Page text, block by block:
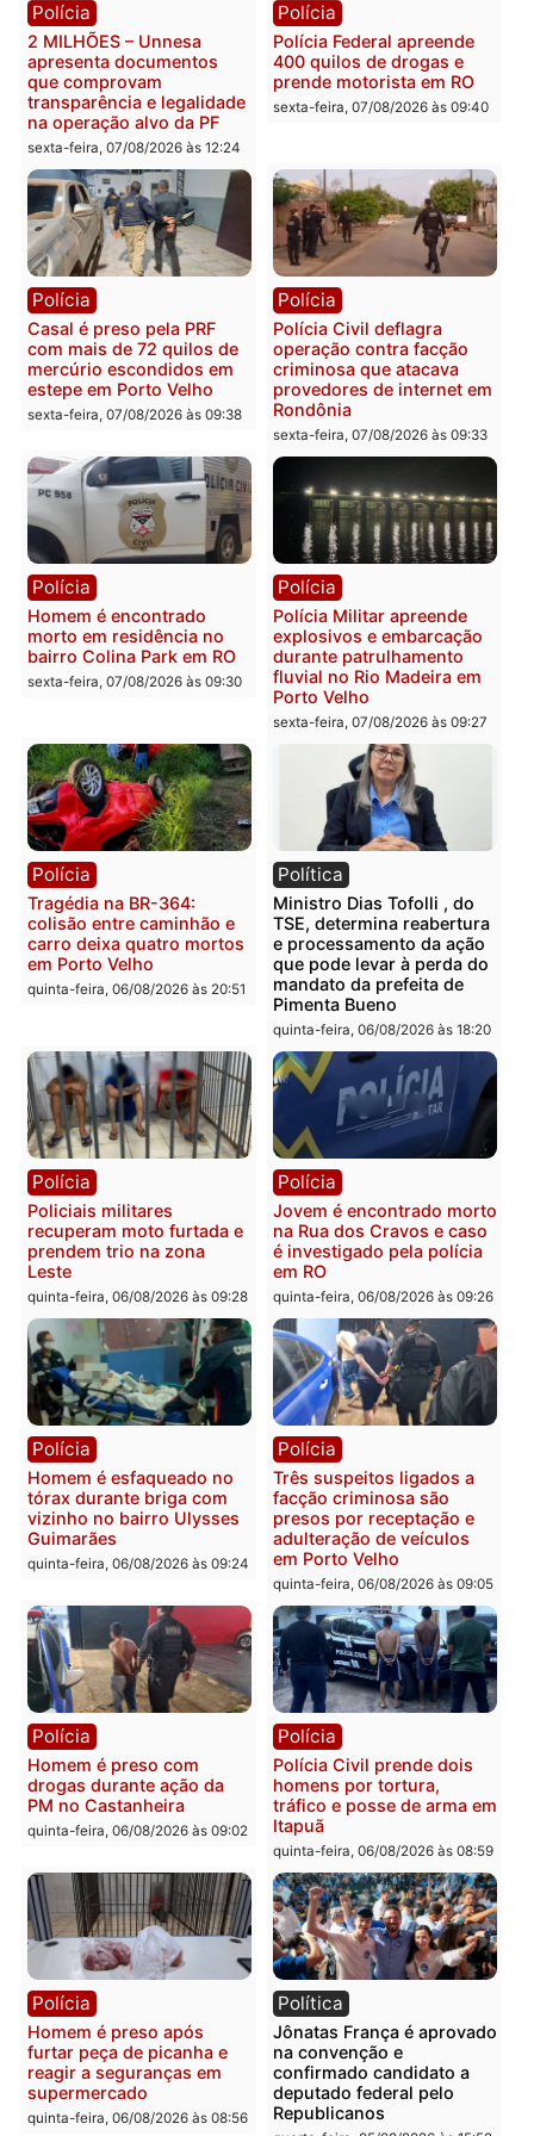
Você também vai querer ler...
Política
Marcos Rogério apresenta
Plano de Governo com
228 projetos, metas
públicas e
acompanhamento de
resultados
Política
Eleições 2026: Pastor
Evanildo pode ser o
primeiro pastor de
Rondônia na Câmara
Federal
sexta-feira, 07/08/2026 às
Polícia
2 MILHÕES – Unnesa
apresenta documentos
que comprovam
sexta-feira, 07/08/2026 às 12:24
Polícia
Polícia Federal apreende
400 quilos de drogas e
prende motorista em RO
sexta-feira, 07/08/2026 às
Polícia
Casal é preso pela PRF
com mais de 72 quilos de
mercúrio escondidos em
sexta-feira, 07/08/2026 às 09:38
Polícia
Polícia Civil deflagra
operação contra facção
criminosa que atacava
provedores de internet
Rondônia
sexta-feira, 07/08/2026 às
Polícia
Homem é encontrado
morto em residência no
bairro Colina Park em RO
sexta-feira, 07/08/2026 às 09:30
Polícia
Polícia Militar apreende
explosivos e
durante patrulhamento
fluvial no Rio Madeira em
Porto Velho
sexta-feira, 07/08/2026 às
Polícia
colisão entre caminhão e
carro deixa quatro mortos
em Porto Velho
quinta-feira, 06/08/2026 às 20:51
Política
Ministro Dias Tofolli , do
TSE, determina
e processamento da
que pode levar à perda
mandato da prefeita de
Pimenta Bueno
quinta-feira, 06/08/2026 às
Polícia
Policiais militares
recuperam moto furtada e
prendem trio na zona
Leste
quinta-feira, 06/08/2026 às 09:28
Polícia
Jovem é encontrado
na Rua dos Cravos e
é investigado pela
em RO
quinta-feira, 06/08/2026 às